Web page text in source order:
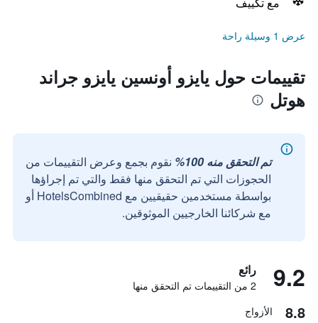
عرض 1 وسيلة راحة
تقييمات حول يايزو أونسين يايزو جراند
هوتل
تم التحقق منه 100%
نقوم بجمع وعرض التقييمات من
الحجوزات التي تم التحقق منها فقط والتي تم إجراؤها
بواسطة مستخدمين حقيقيين مع HotelsCombined أو
مع شركائنا الخارجيين الموثوقين.
9.2 رائع
2 من التقييمات تم التحقق منها
8.8 الأزواج